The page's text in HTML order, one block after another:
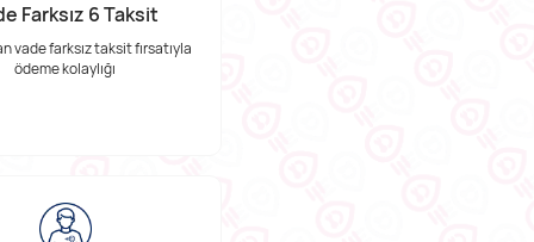
Farksız 6 Taksit
vade farksız taksit fırsatıyla
ödeme kolaylığı